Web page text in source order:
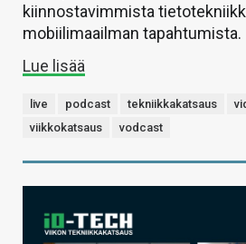
kiinnostavimmista
mobiilimaailman tapahtumista.
Lue lisää
live podcast tekniikkakatsaus
viikkokatsaus
vodcast